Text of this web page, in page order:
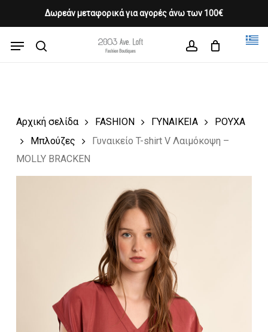
Δωρεάν μεταφορικά για αγορές άνω των 100€
content
Menu
Cart CLOSE
CART
Αρχική σελίδα FASHION ΓΥΝΑΙΚΕΙΑ
ΡΟΥΧΑ
Μπλούζες
Γυναικείο T-shirt V Λαιμόκοψη –
MOLLY BRACKEN
Close